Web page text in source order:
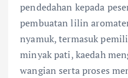
pendedahan kepada
pembuatan lilin
nyamuk, termasuk
minyak pati, kaedah
wangian serta proses